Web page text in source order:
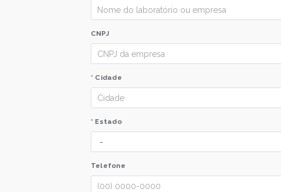
CNPJ
* Cidade
* Estado
Telefone